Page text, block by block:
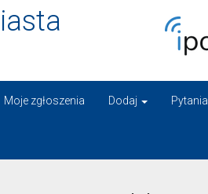
Moje zgłoszenia Dodaj Pytania